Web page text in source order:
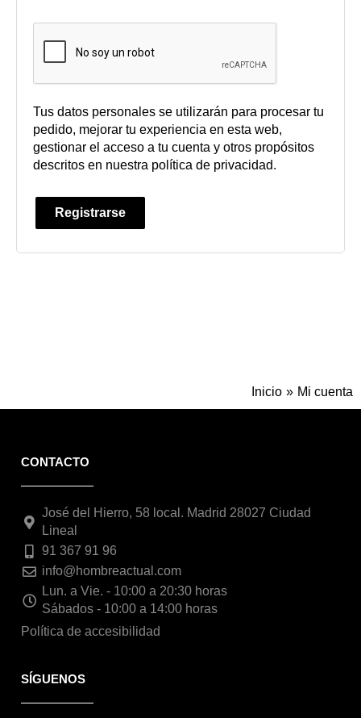
Tus datos personales se utilizarán para procesar tu
pedido, mejorar tu experiencia en esta web,
gestionar el acceso a tu cuenta y otros propósitos
descritos en nuestra política de privacidad.
Registrarse
Inicio Mi cuenta
CONTACTO
José del Hierro, 58 local. Madrid 28027 Ciudad
Lineal
91 367 91 96
info@hombreactual.com
Lun. a Vie. - 10:00 a 20:30 horas
Sábados - 10:00 a 14:00 horas
Política de accesibilidad
SÍGUENOS